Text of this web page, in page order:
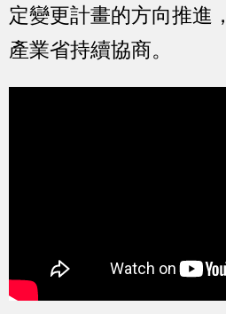
定變更計畫的方向推進
產業省持續協商。